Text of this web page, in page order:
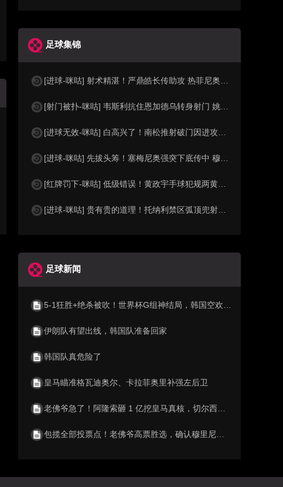
足球集锦
[进球-咪咕] 射术精湛！严鼎皓长传助攻 热菲尼奥低射死角破门
[射门被扑-咪咕] 韦斯利抗住恩加德乌转身射门 姚浩洋及时化险
[进球无效-咪咕] 白高兴了！南松推射破门因进攻犯规在先被吹
[进球-咪咕] 先拔头筹！塞梅尼奥强突下底传中 穆巴马推空门得手
[红牌罚下-咪咕] 低级错误！黄政宇手球犯规两黄变一红被罚下
[进球-咪咕] 贵有贵的道理！托纳利禁区弧顶兜射经折射弹入球网
足球新闻
5-1狂胜+绝杀被吹！世界杯G组神结局，韩国空欢喜 比利时逆袭成第1
伊朗队有望出线，韩国队准备回家
韩国队真危险了
皇马瞄准格瓦迪奥尔、卡拉菲奥里补强左后卫
老佛爷急了！阿隆索砸 1 亿挖皇马真核，切尔西截胡利物浦阿森纳
包揽全部投票点！老佛爷高票胜选，确认穆里尼奥重返伯纳乌执教